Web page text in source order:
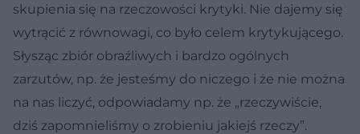
skupienia się na rzeczowości krytyki. Nie dajemy się
wytrącić z równowagi, co było celem krytykującego.
Słysząc zbiór obraźliwych i bardzo ogólnych
zarzutów, np. że jesteśmy do niczego i że nie można
na nas liczyć, odpowiadamy np. że „rzeczywiście,
dziś zapomnieliśmy o zrobieniu jakiejś rzeczy”.